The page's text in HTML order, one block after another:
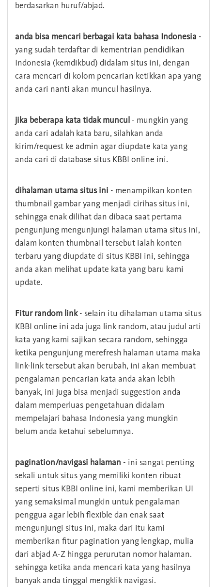
berdasarkan huruf/abjad.
anda bisa mencari berbagai kata bahasa Indonesia -
yang sudah terdaftar di kementrian pendidikan
Indonesia (kemdikbud) didalam situs ini, dengan
cara mencari di kolom pencarian ketikkan apa yang
anda cari nanti akan muncul hasilnya.
jika beberapa kata tidak muncul - mungkin yang
anda cari adalah kata baru, silahkan anda
kirim/request ke admin agar diupdate kata yang
anda cari di database situs KBBI online ini.
dihalaman utama situs ini - menampilkan konten
thumbnail gambar yang menjadi cirihas situs ini,
sehingga enak dilihat dan dibaca saat pertama
pengunjung mengunjungi halaman utama situs ini,
dalam konten thumbnail tersebut ialah konten
terbaru yang diupdate di situs KBBI ini, sehingga
anda akan melihat update kata yang baru kami
update.
Fitur random link- selain itu dihalaman utama situs
KBBI online ini ada juga link random, atau judul arti
kata yang kami sajikan secara random, sehingga
ketika pengunjung merefresh halaman utama maka
link-link tersebut akan berubah, ini akan membuat
pengalaman pencarian kata anda akan lebih
banyak, ini juga bisa menjadi suggestion anda
dalam memperluas pengetahuan didalam
mempelajari bahasa Indonesia yang mungkin
belum anda ketahui sebelumnya.
pagination/navigasi halaman - ini sangat penting
sekali untuk situs yang memiliki konten ribuat
seperti situs KBBI online ini, kami memberikan UI
yang semaksimal mungkin untuk pengalaman
penggua agar lebih flexible dan enak saat
mengunjungi situs ini, maka dari itu kami
memberikan fitur pagination yang lengkap, mulia
dari abjad A-Z hingga perurutan nomor halaman.
sehingga ketika anda mencari kata yang hasilnya
banyak anda tinggal mengklik navigasi.